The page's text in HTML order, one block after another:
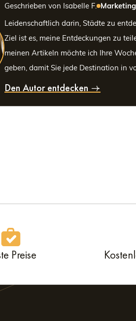
Geschrieben von Isabelle F.
Leidenschaftlich darin, Städte zu
Ziel ist es, meine Entdeckungen zu
meinen Artikeln möchte ich Ihre
geben, damit Sie jede Destination in
Den Autor entdecken
Preise